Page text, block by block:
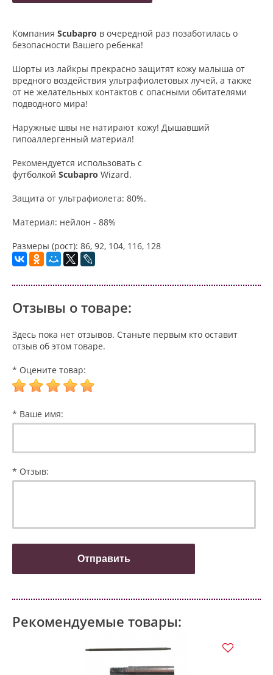
Компания Scubapro в очередной раз позаботилась о
безопасности Вашего ребенка!
Шорты из лайкры прекрасно защитят кожу малыша от
вредного воздействия ультрафиолетовых лучей, а также
от не желательных контактов с опасными обитателями
подводного мира!
Наружные швы не натирают кожу! Дышавший
гипоаллергенный материал!
Рекомендуется использовать с
футболкой Scubapro Wizard.
Защита от ультрафиолета: 80%.
Материал: нейлон - 88%
Размеры (рост): 86, 92, 104, 116, 128
Отзывы о товаре:
Здесь пока нет отзывов. Станьте первым кто оставит
отзыв об этом товаре.
* Оцените товар:
* Ваше имя:
* Отзыв:
Рекомендуемые товары: